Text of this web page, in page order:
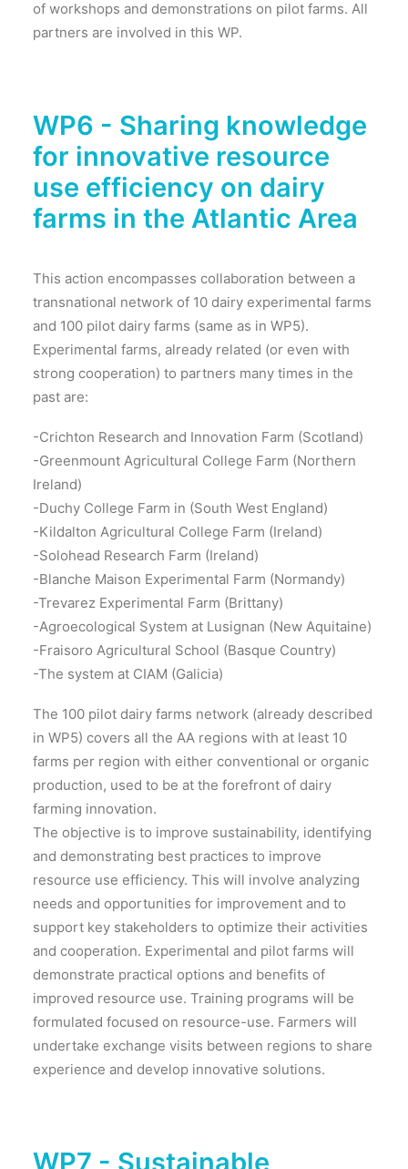
of workshops and demonstrations on pilot farms. All
partners are involved in this WP.
WP6 - Sharing knowledge
for innovative resource
use efficiency on dairy
farms in the Atlantic Area
This action encompasses collaboration between a
transnational network of 10 dairy experimental farms
and 100 pilot dairy farms (same as in WP5).
Experimental farms, already related (or even with
strong cooperation) to partners many times in the
past are:
-Crichton Research and Innovation Farm (Scotland)
-Greenmount Agricultural College Farm (Northern
Ireland)
-Duchy College Farm in (South West England)
-Kildalton Agricultural College Farm (Ireland)
-Solohead Research Farm (Ireland)
-Blanche Maison Experimental Farm (Normandy)
-Trevarez Experimental Farm (Brittany)
-Agroecological System at Lusignan (New Aquitaine)
-Fraisoro Agricultural School (Basque Country)
-The system at CIAM (Galicia)
The 100 pilot dairy farms network (already described
in WP5) covers all the AA regions with at least 10
farms per region with either conventional or organic
production, used to be at the forefront of dairy
farming innovation.
The objective is to improve sustainability, identifying
and demonstrating best practices to improve
resource use efficiency. This will involve analyzing
needs and opportunities for improvement and to
support key stakeholders to optimize their activities
and cooperation. Experimental and pilot farms will
demonstrate practical options and benefits of
improved resource use. Training programs will be
formulated focused on resource-use. Farmers will
undertake exchange visits between regions to share
experience and develop innovative solutions.
WP7 - Sustainable